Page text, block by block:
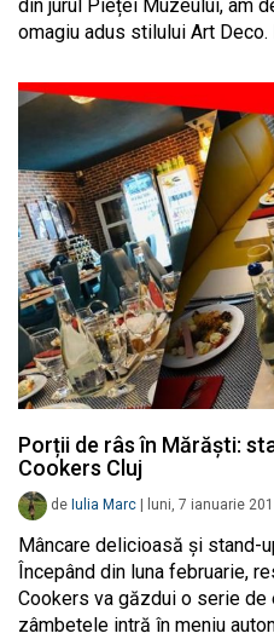
din jurul Pieței Muzeului, am
omagiu adus stilului Art
Porții de râs în Mărăști:
Cookers Cluj
de Iulia Marc luni, 7 ianuarie
Mâncare delicioasă și stand-
Începând din luna februarie,
Cookers va găzdui o serie
zâmbetele intră în meniu